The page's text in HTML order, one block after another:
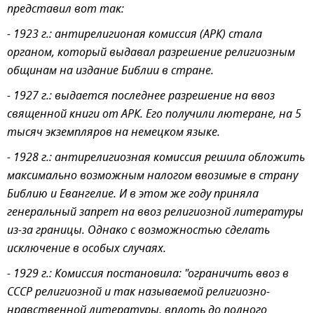
представил вот так:
- 1923 г.: антирелигионая комиссия (АРК) стала
органом, который выдавал разрешение религиозным
общинам на издание Библии в стране.
- 1927 г.: выдается последнее разрешение на ввоз
священной книги от АРК. Его получили лютеране, на 5
тысяч экземпляров на немецком языке.
- 1928 г.: антирелигиозная комиссия решила обложить
максимально возможным налогом ввозимые в страну
Библию и Евангелие. И в этом же году приняла
генеральный запрет на ввоз религиозной литературы
из-за границы. Однако с возможностью сделать
исключение в особых случаях.
- 1929 г.: Комиссия постановила: "ограничить ввоз в
СССР религиозной и так называемой религиозно-